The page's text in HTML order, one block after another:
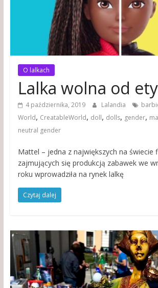
O lalkach
Lalka wolna od
4 października, 2019 Lalandia
World, CreatableWorld, doll, dolls, gender,
neutral gender
Mattel – jedna z największych na świecie
zajmujących się produkcją zabawek we
roku wprowadziła na rynek lalkę
Czytaj dalej